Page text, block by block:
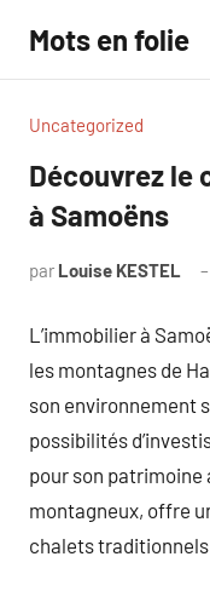
contenu
Mots en folie
Uncategorized
Découvrez le
à Samoëns
par Louise KESTEL
L’immobilier à
les montagnes de
son environnement
possibilités
pour son
montagneux, offre
chalets